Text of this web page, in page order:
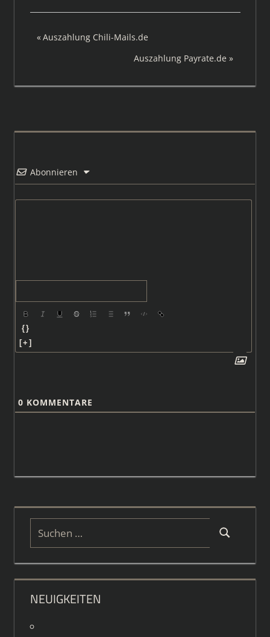
Beitragsnavigation
Vorheriger
Auszahlung Chili-Mails.de
Nächster
Auszahlung Payrate.de
Abonnieren
{}
[+]
0 KOMMENTARE
Suchen
Suchen
NEUIGKEITEN